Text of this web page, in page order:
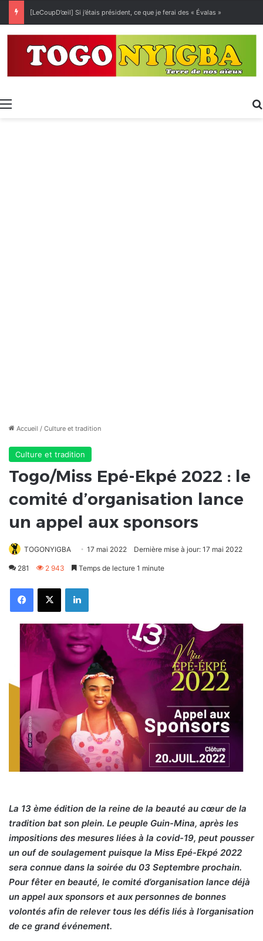
[LeCoupD’œil] Si j’étais président, ce que je ferai des « Évalas »
Menu
Accueil / Culture et tradition
Culture et tradition
Togo/Miss Epé-Ekpé 2022 : le
comité d’organisation lance
un appel aux sponsors
TOGONYIGBA 17 mai 2022 Dernière mise à jour: 17 mai 2022
281 2 943 Temps de lecture 1 minute
FacebookX Linkedin
La 13 ème édition de la reine de la beauté au cœur de la
tradition bat son plein. Le peuple Guin-Mina, après les
impositions des mesures liées à la covid-19, peut pousser
un ouf de soulagement puisque la Miss Epé-Ekpé 2022
sera connue dans la soirée du 03 Septembre prochain.
Pour fêter en beauté, le comité d’organisation lance déjà
un appel aux sponsors et aux personnes de bonnes
volontés afin de relever tous les défis liés à l’organisation
de ce grand événement.